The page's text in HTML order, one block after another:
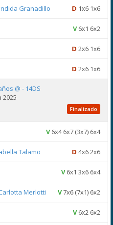
Granadillo D 1x6 1x6
V6x1 6x2
D 2x6 1x6
D 2x6 1x6
@ - 14DS
2025
Finalizado
V6x4 6x7 (3x7) 6x4
Talamo D 4x6 2x6
V6x1 3x6 6x4
Merlotti V7x6 (7x1) 6x2
V6x2 6x2